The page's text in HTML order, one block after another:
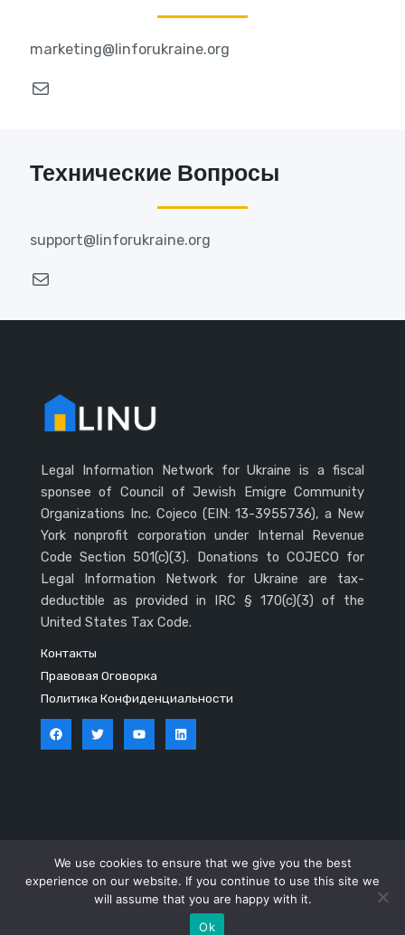
marketing@linforukraine.org
Почта
Технические Вопросы
support@linforukraine.org
Почта
Legal Information Network for Ukraine is a fiscal
sponsee of Council of Jewish Emigre Community
Organizations Inc. Cojeco (EIN: 13-3955736), a New
York nonprofit corporation under Internal Revenue
Code Section 501(c)(3). Donations to COJECO for
Legal Information Network for Ukraine are tax-
deductible as provided in IRC § 170(c)(3) of the
United States Tax Code.
Контакты
Правовая Оговорка
Политика Конфиденциальности
Copyright © 2026 LINU
Powered by LINU volunteers
We use cookies to ensure that we give you the best
experience on our website. If you continue to use this site we
will assume that you are happy with it.
Ok